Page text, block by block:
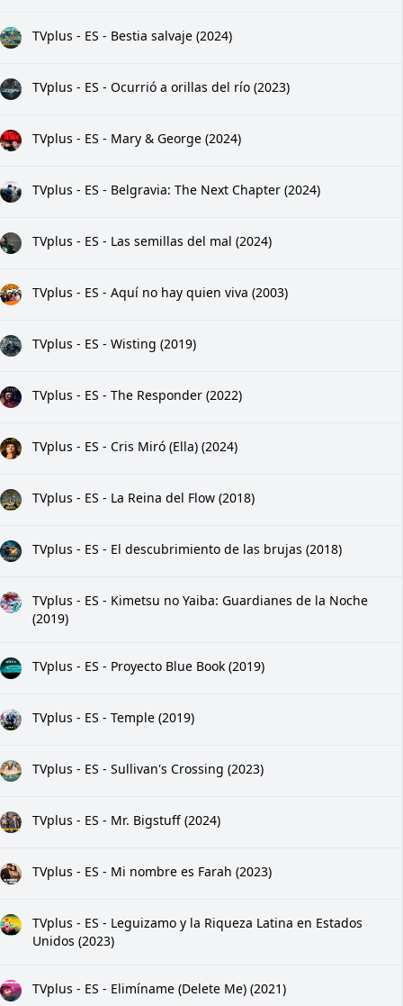
TVplus - ES - Bestia salvaje (2024)
TVplus - ES - Ocurrió a orillas del río (2023)
TVplus - ES - Mary & George (2024)
TVplus - ES - Belgravia: The Next Chapter (2024)
TVplus - ES - Las semillas del mal (2024)
TVplus - ES - Aquí no hay quien viva (2003)
TVplus - ES - Wisting (2019)
TVplus - ES - The Responder (2022)
TVplus - ES - Cris Miró (Ella) (2024)
TVplus - ES - La Reina del Flow (2018)
TVplus - ES - El descubrimiento de las brujas (2018)
TVplus - ES - Kimetsu no Yaiba: Guardianes de la Noche
(2019)
TVplus - ES - Proyecto Blue Book (2019)
TVplus - ES - Temple (2019)
TVplus - ES - Sullivan's Crossing (2023)
TVplus - ES - Mr. Bigstuff (2024)
TVplus - ES - Mi nombre es Farah (2023)
TVplus - ES - Leguizamo y la Riqueza Latina en Estados
Unidos (2023)
TVplus - ES - Elimíname (Delete Me) (2021)